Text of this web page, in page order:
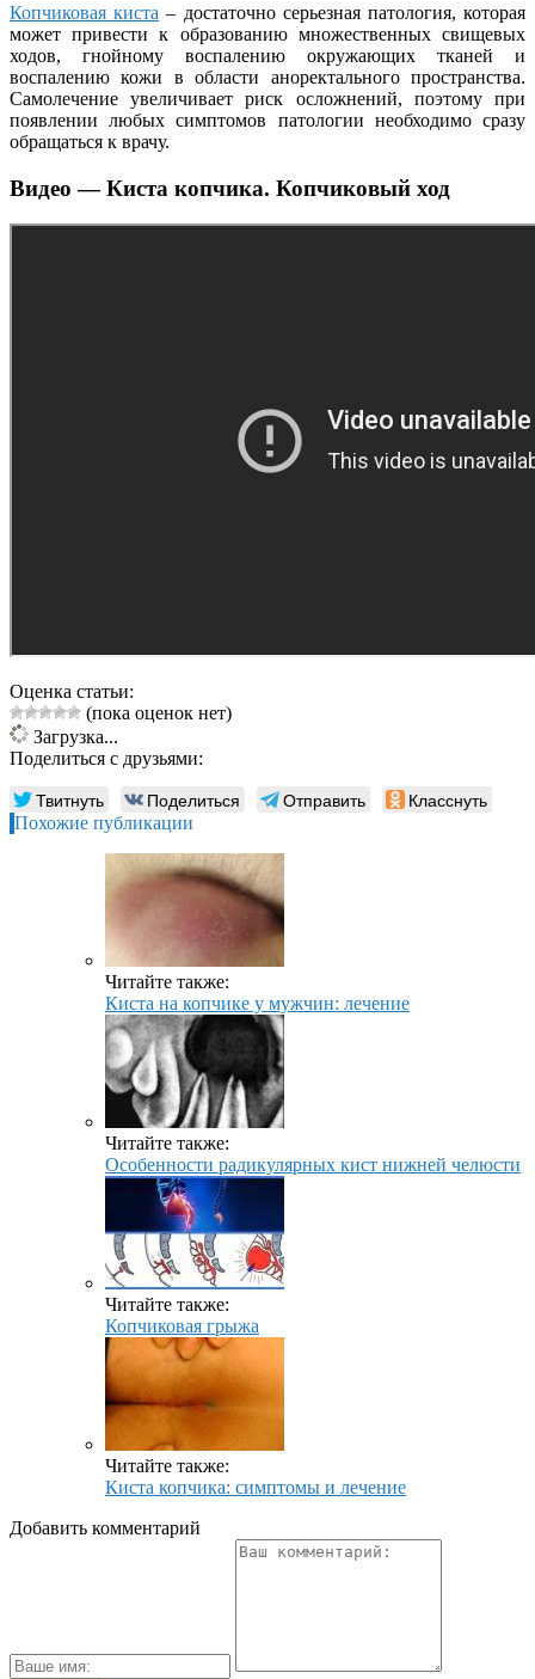
Копчиковая киста – достаточно серьезная патология, которая
может привести к образованию множественных свищевых
ходов, гнойному воспалению окружающих тканей и
воспалению кожи в области аноректального пространства.
Самолечение увеличивает риск осложнений, поэтому при
появлении любых симптомов патологии необходимо сразу
обращаться к врачу.
Видео — Киста копчика. Копчиковый ход
Оценка статьи:
(пока оценок нет)
Загрузка...
Поделиться с друзьями:
Твитнуть Поделиться Отправить Класснуть
Похожие публикации
Читайте также:
Киста на копчике у мужчин: лечение
Читайте также:
Особенности радикулярных кист нижней челюсти
Читайте также:
Копчиковая грыжа
Читайте также:
Киста копчика: симптомы и лечение
Добавить комментарий